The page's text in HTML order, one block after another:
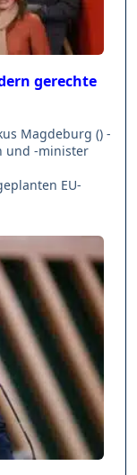
gerechte
Magdeburg () -
und -minister
EU-